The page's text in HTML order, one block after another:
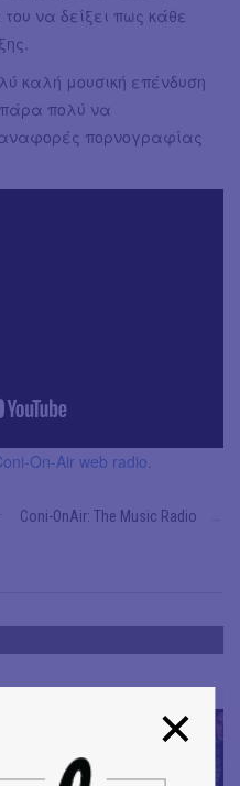
του να δείξει πως κάθε
καλή μουσική επένδυση
πολύ να
αναφορές πορνογραφίας
On-Air web radio.
Coni-ΟnAir: Τhe Music Radio